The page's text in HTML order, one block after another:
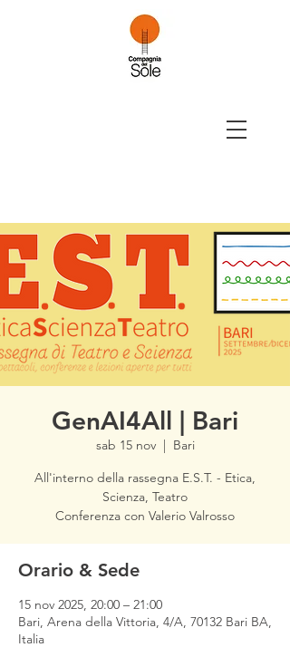
GenAI4All | Bari
sab 15 nov
  |
Bari
All'interno della rassegna E.S.T. - Etica,
Scienza, Teatro
Conferenza con Valerio Valrosso
Orario & Sede
15 nov 2025, 20:00 – 21:00
Bari, Arena della Vittoria, 4/A, 70132 Bari BA,
Italia